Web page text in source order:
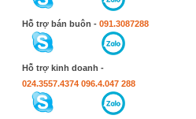
Hỗ trợ bán buôn - 091.3087288
Hỗ trợ kinh doanh -
024.3557.4374 096.4.047 288